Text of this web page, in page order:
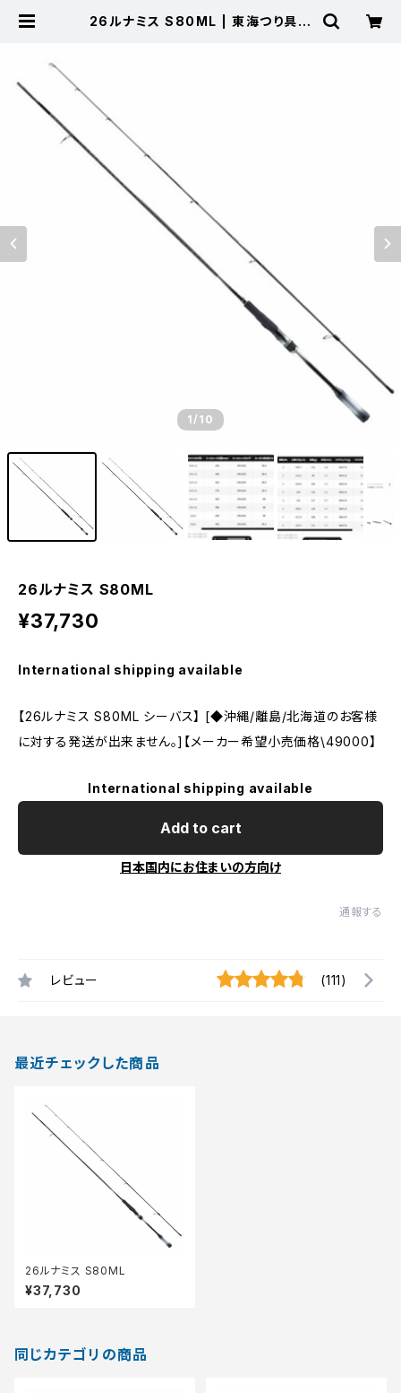
26ルナミス S80ML | 東海つり具
1/10
26ルナミス S80ML
¥37,730
International shipping available
【26ルナミス S80ML シーバス】 [◆沖縄/離島/北海道のお客様
に対する発送が出来ません。]【メーカー希望小売価格\49000】
International shipping available
Add to cart
日本国内にお住まいの方向け
通報する
レビュー (111)
最近チェックした商品
26ルナミス S80ML
¥37,730
同じカテゴリの商品